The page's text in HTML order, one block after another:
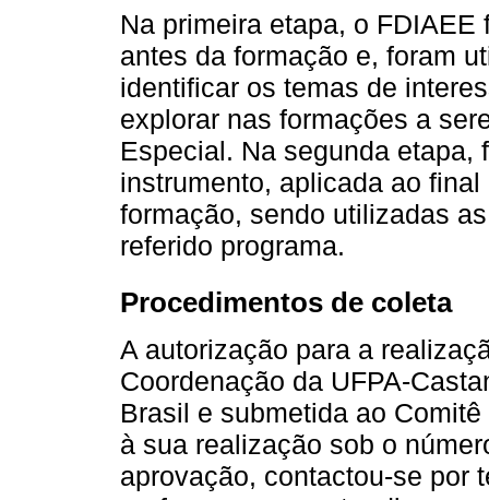
Na primeira etapa, o
antes da formação e, foram
identificar os temas de
explorar nas formações a
Especial. Na segunda etapa,
instrumento, aplicada ao
formação, sendo utilizadas
referido programa.
Procedimentos de coleta
A autorização para a
Coordenação da UFPA-
Brasil e submetida ao
à sua realização sob o
aprovação, contactou-se por